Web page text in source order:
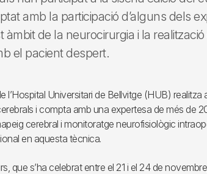
amb la participació d’alguns dels
àmbit de la neurocirurgia i la
el pacient despert.
l’Hospital Universitari de Bellvitge (HUB)
i compta amb una expertesa de més de
cerebral i monitoratge neurofisiològic
en aquesta tècnica.
que s’ha celebrat entre el 21 i el 24 de